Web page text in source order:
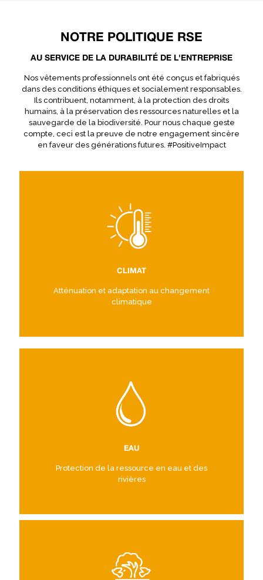
NOTRE POLITIQUE RSE
AU SERVICE DE LA DURABILITÉ DE L'ENTREPRISE
Nos vêtements professionnels ont été conçus et fabriqués
dans des conditions éthiques et socialement responsables.
Ils contribuent, notamment, à la protection des droits
humains, à la préservation des ressources naturelles et la
sauvegarde de la biodiversité. Pour nous chaque geste
compte, ceci est la preuve de notre engagement sincère
en faveur des générations futures. #PositiveImpact
CLIMAT
Atténuation et adaptation au changement
climatique
EAU
Protection de la ressource en eau et des
rivières